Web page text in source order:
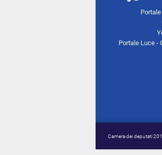
Portale Luce -
Camera dei deputati